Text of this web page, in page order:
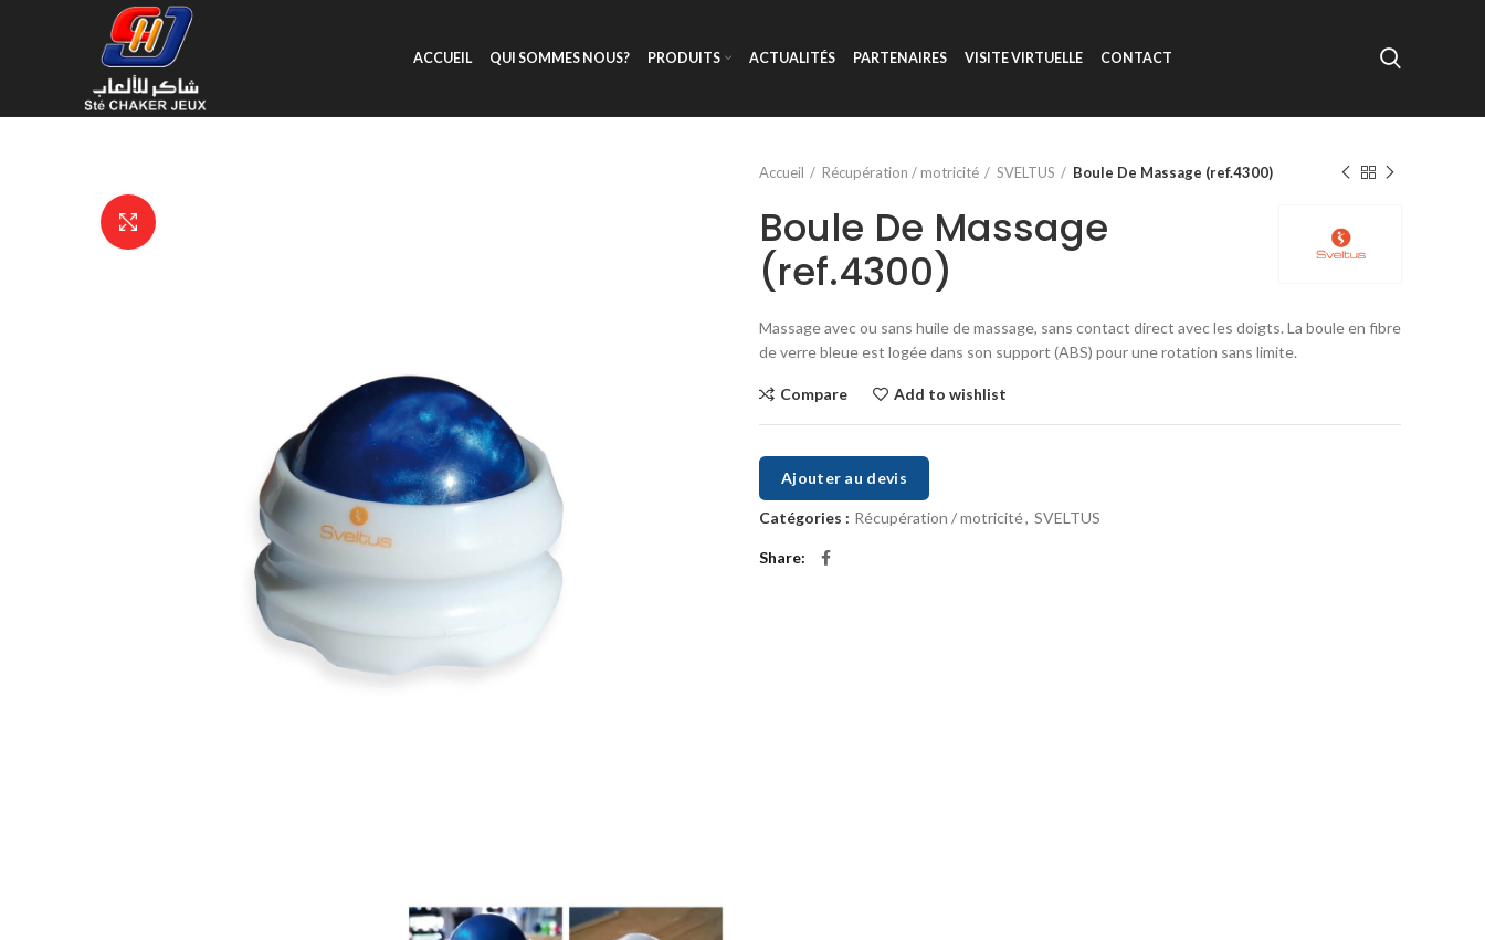
ACCUEIL QUI SOMMES NOUS? PRODUITS ACTUALITÉS PARTENAIRES VISITE VIRTUELLE CONTACT
Accueil Récupération / motricité SVELTUS Boule De Massage (ref.4300)
Boule De Massage
(ref.4300)
Massage avec ou sans huile de massage, sans contact direct avec les doigts. La boule en fibre
de verre bleue est logée dans son support (ABS) pour une rotation sans limite.
Compare Add to wishlist
Ajouter au devis
Catégories : Récupération / motricité, SVELTUS
Share